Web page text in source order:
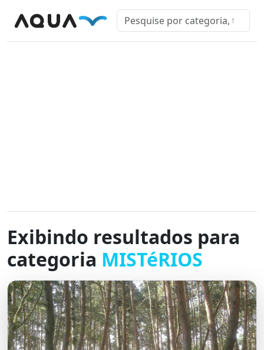
Exibindo resultados para
categoria MISTéRIOS